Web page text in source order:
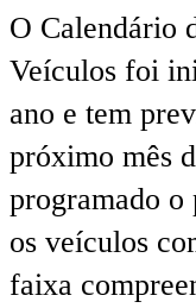
O Calendário
Veículos foi
ano e tem
próximo mês
programado o
os veículos
faixa